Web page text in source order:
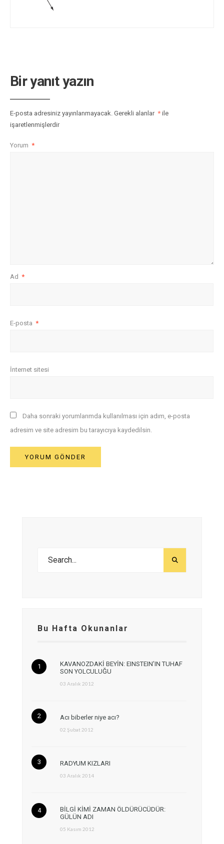
Bir yanıt yazın
E-posta adresiniz yayınlanmayacak. Gerekli alanlar * ile
işaretlenmişlerdir
Yorum *
Ad *
E-posta *
İnternet sitesi
Daha sonraki yorumlarımda kullanılması için adım, e-posta
adresim ve site adresim bu tarayıcıya kaydedilsin.
Bu Hafta Okunanlar
KAVANOZDAKİ BEYİN: EINSTEIN’IN TUHAF
SON YOLCULUĞU
03 Aralık 2012
Acı biberler niye acı?
02 Şubat 2012
RADYUM KIZLARI
03 Aralık 2014
BİLGİ KİMİ ZAMAN ÖLDÜRÜCÜDÜR:
GÜLÜN ADI
05 Kasım 2012